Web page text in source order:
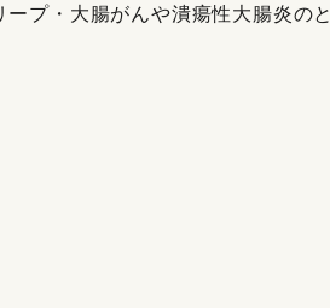
プ・大腸がんや潰瘍性大腸炎のと